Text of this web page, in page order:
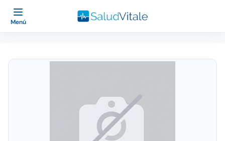
Menú